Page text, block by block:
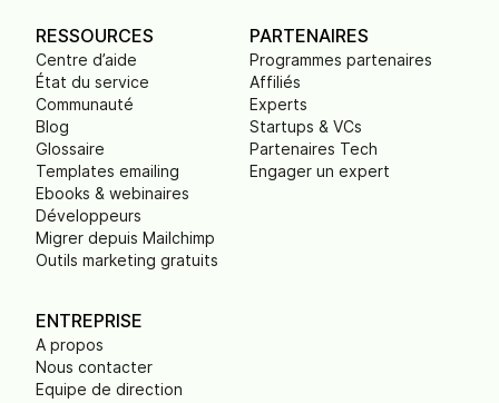
RESSOURCES
Centre d’aide
État du service
Communauté
Blog
Glossaire
Templates emailing
Ebooks & webinaires
Développeurs
Migrer depuis Mailchimp
Outils marketing gratuits
PARTENAIRES
Programmes partenaires
Affiliés
Experts
Startups & VCs
Partenaires Tech
Engager un expert
ENTREPRISE
A propos
Nous contacter
Equipe de direction